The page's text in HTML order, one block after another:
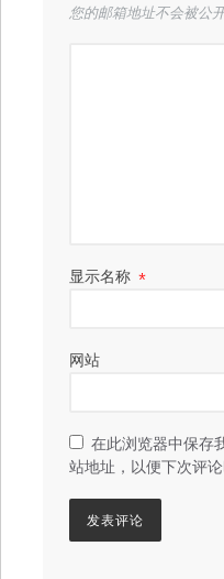
您的邮箱地址不会被公开
显示名称 *
网站
在此浏览器中保存
站地址，以便下次评论